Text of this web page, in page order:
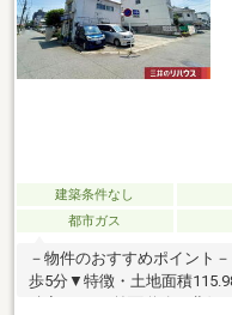
建築条件なし
都市ガス
－物件のおすすめポイント
歩5分▼特徴・土地面積